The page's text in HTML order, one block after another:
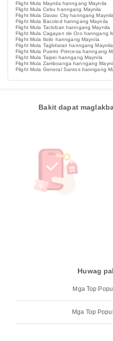
Flight Mula Maynila hanngang Maynila
Flight Mula Cebu hanngang Maynila
Flight Mula Davao City hanngang Maynila
Flight Mula Bacolod hanngang Maynila
Flight Mula Tacloban hanngang Maynila
Flight Mula Cagayan de Oro hanngang
Flight Mula Iloilo hanngang Maynila
Flight Mula Tagbilaran hanngang Maynila
Flight Mula Puerto Princesa hanngang
Flight Mula Taipei hanngang Maynila
Flight Mula Zamboanga hanngang
Flight Mula General Santos hanngang
Bakit dapat
Huwag
Mga Top
Mga Top